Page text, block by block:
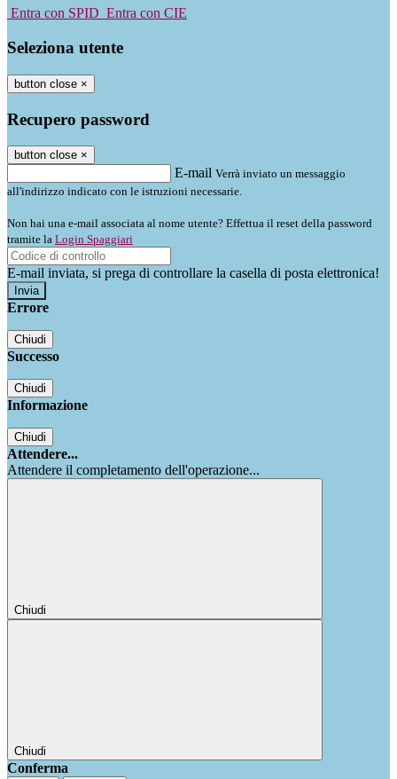
Entra con SPID Entra con CIE
Seleziona utente
button close ×
Recupero password
button close ×
E-mail Verrà inviato un messaggio
all'indirizzo indicato con le istruzioni necessarie.
Non hai una e-mail associata al nome utente? Effettua il reset della password
tramite la Login Spaggiari
E-mail inviata, si prega di controllare la casella di posta elettronica!
Errore
Chiudi
Successo
Chiudi
Informazione
Chiudi
Attendere...
Attendere il completamento dell'operazione...
Chiudi
Chiudi
Conferma